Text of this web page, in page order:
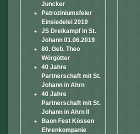
Juncker
Patroziniumsfeier
Einsiedelei 2019
JS Dreikampf in St.
Johann 01.06.2019
80. Geb. Theo
Wörgötter
40 Jahre
Partnerschaft mit St.
Johann in Ahrn
40 Jahre
Partnerschaft mit St.
Johann in Ahrn II
Baon Fest Kössen
Ehrenkompanie